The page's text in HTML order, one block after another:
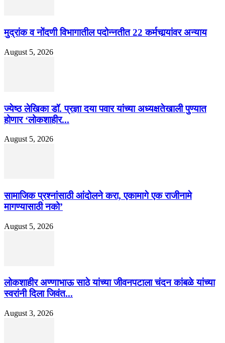
मुद्रांक व नोंदणी विभागातील पदोन्नतीत 22 कर्मचार्‍यांवर अन्याय
August 5, 2026
ज्येष्ठ लेखिका डॉ. प्रज्ञा दया पवार यांच्या अध्यक्षतेखाली पुण्यात
होणार ‘लोकशाहीर...
August 5, 2026
सामाजिक प्रश्नांसाठी आंदोलने करा, एकामागे एक राजीनामे
मागण्यासाठी नको’
August 5, 2026
लोकशाहीर अण्णाभाऊ साठे यांच्या जीवनपटाला चंदन कांबळे यांच्या
स्वरांनी दिला जिवंत...
August 3, 2026